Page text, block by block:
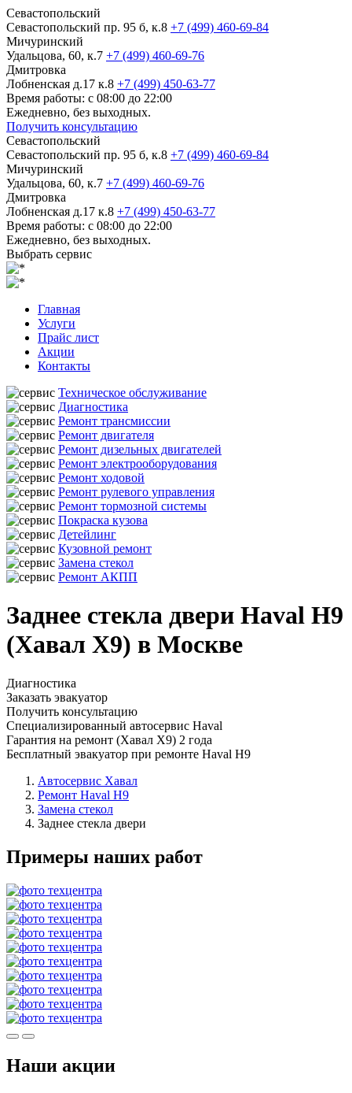
Севастопольский
Севастопольский пр. 95 б, к.8 +7 (499) 460-69-84
Мичуринский
Удальцова, 60, к.7 +7 (499) 460-69-76
Дмитровка
Лобненская д.17 к.8 +7 (499) 450-63-77
Время работы: с 08:00 до 22:00
Ежедневно, без выходных.
Получить консультацию
Севастопольский
Севастопольский пр. 95 б, к.8 +7 (499) 460-69-84
Мичуринский
Удальцова, 60, к.7 +7 (499) 460-69-76
Дмитровка
Лобненская д.17 к.8 +7 (499) 450-63-77
Время работы: с 08:00 до 22:00
Ежедневно, без выходных.
Выбрать сервис
Главная
Услуги
Прайс лист
Акции
Контакты
Техническое обслуживание
Диагностика
Ремонт трансмиссии
Ремонт двигателя
Ремонт дизельных двигателей
Ремонт электрооборудования
Ремонт ходовой
Ремонт рулевого управления
Ремонт тормозной системы
Покраска кузова
Детейлинг
Кузовной ремонт
Замена стекол
Ремонт АКПП
Заднее стекла двери Haval H9
(Хавал Х9) в Москве
Диагностика
Заказать эвакуатор
Получить консультацию
Специализированный автосервис Haval
Гарантия на ремонт (Хавал Х9) 2 года
Бесплатный эвакуатор при ремонте Haval H9
Автосервис Хавал
Ремонт Haval H9
Замена стекол
Заднее стекла двери
Примеры наших работ
Наши акции